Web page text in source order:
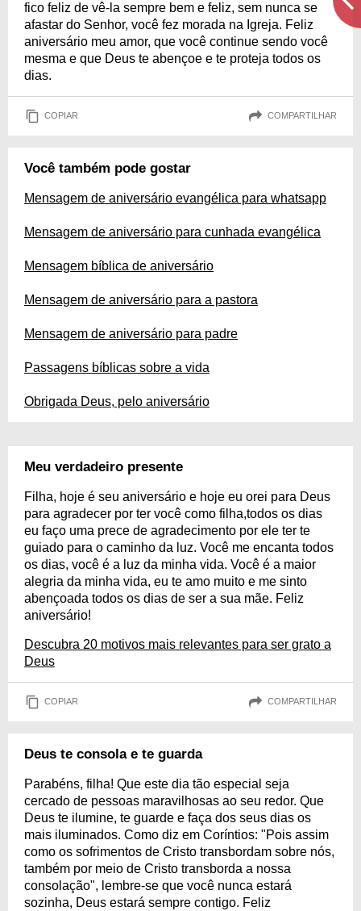
fico feliz de vê-la sempre bem e feliz, sem nunca se
afastar do Senhor, você fez morada na Igreja. Feliz
aniversário meu amor, que você continue sendo você
mesma e que Deus te abençoe e te proteja todos os
dias.
COPIAR COMPARTILHAR
Você também pode gostar
Mensagem de aniversário evangélica para whatsapp
Mensagem de aniversário para cunhada evangélica
Mensagem bíblica de aniversário
Mensagem de aniversário para a pastora
Mensagem de aniversário para padre
Passagens bíblicas sobre a vida
Obrigada Deus, pelo aniversário
Meu verdadeiro presente
Filha, hoje é seu aniversário e hoje eu orei para Deus
para agradecer por ter você como filha,todos os dias
eu faço uma prece de agradecimento por ele ter te
guiado para o caminho da luz. Você me encanta todos
os dias, você é a luz da minha vida. Você é a maior
alegria da minha vida, eu te amo muito e me sinto
abençoada todos os dias de ser a sua mãe. Feliz
aniversário!
Descubra 20 motivos mais relevantes para ser grato a
Deus
COPIAR COMPARTILHAR
Deus te consola e te guarda
Parabéns, filha! Que este dia tão especial seja
cercado de pessoas maravilhosas ao seu redor. Que
Deus te ilumine, te guarde e faça dos seus dias os
mais iluminados. Como diz em Coríntios: "Pois assim
como os sofrimentos de Cristo transbordam sobre nós,
também por meio de Cristo transborda a nossa
consolação", lembre-se que você nunca estará
sozinha, Deus estará sempre contigo. Feliz